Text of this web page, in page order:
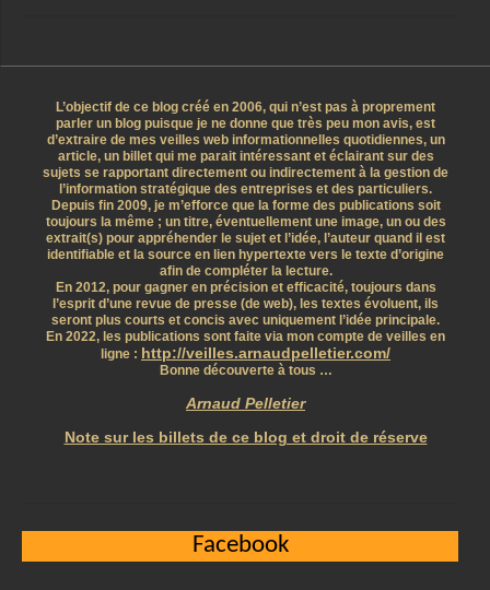
L’objectif de ce blog créé en 2006, qui n’est pas à proprement
parler un blog puisque je ne donne que très peu mon avis, est
d’extraire de mes veilles web informationnelles quotidiennes, un
article, un billet qui me parait intéressant et éclairant sur des
sujets se rapportant directement ou indirectement à la gestion de
l’information stratégique des entreprises et des particuliers.
Depuis fin 2009, je m’efforce que la forme des publications soit
toujours la même ; un titre, éventuellement une image, un ou des
extrait(s) pour appréhender le sujet et l’idée, l’auteur quand il est
identifiable et la source en lien hypertexte vers le texte d’origine
afin de compléter la lecture.
En 2012, pour gagner en précision et efficacité, toujours dans
l’esprit d’une revue de presse (de web), les textes évoluent, ils
seront plus courts et concis avec uniquement l’idée principale.
En 2022, les publications sont faite via mon compte de veilles en
ligne : http://veilles.arnaudpelletier.com/
Bonne découverte à tous …
Arnaud Pelletier
Note sur les billets de ce blog et droit de réserve
Facebook